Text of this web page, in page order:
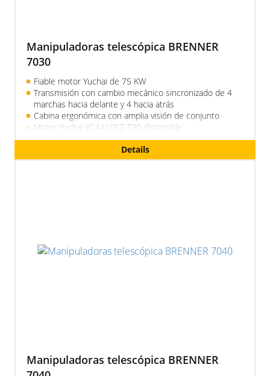
Manipuladoras telescópica BRENNER
7030
Fiable motor Yuchai de 75 KW
Transmisión con cambio mecánico sincronizado de 4
marchas hacia delante y 4 hacia atrás
Cabina ergonómica con amplia visión de conjunto
Motor Yuchai YC4A105Z-T20 disponible
Aire acondicionado en cabina, martillo hidráulico,
horquillas para palés, cuchara multifuncional 6 en 1
(opcional)
Details
Manipuladoras telescópica BRENNER